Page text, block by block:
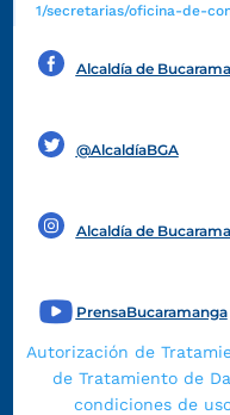
1/secretarias/oficina-de-
Alcaldía de
@AlcaldíaBGA
Alcaldía de
PrensaBucaramanga
Autorización de
de Tratamiento de
condiciones de